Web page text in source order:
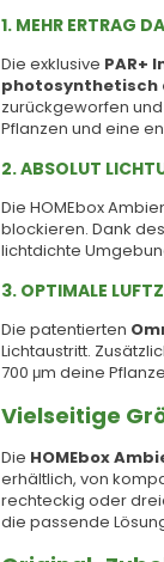
1. MEHR ERTRAG
Die exklusive PAR+
photosynthetisch
zurückgeworfen
Pflanzen und eine
2. ABSOLUT
Die HOMEbox
blockieren. Dank
lichtdichte
3. OPTIMALE
Die patentierten
Lichtaustritt.
700 μm deine
Vielseitige
Die HOMEbox
erhältlich, von
rechteckig oder
die passende